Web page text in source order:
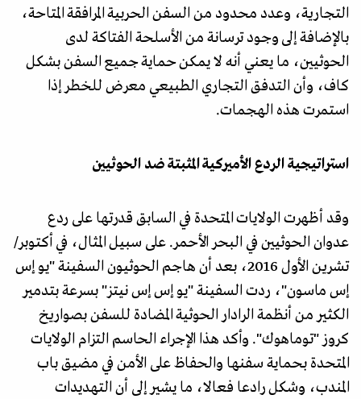
التجارية، وعدد محدود من السفن الحربية المرافقة المتاحة،
بالإضافة إلى وجود ترسانة من الأسلحة الفتاكة لدى
الحوثيين، ما يعني أنه لا يمكن حماية جميع السفن بشكل
كاف، وأن التدفق التجاري الطبيعي معرض للخطر إذا
استمرت هذه الهجمات.
استراتيجية الردع الأميركية المثبتة ضد الحوثيين
وقد أظهرت الولايات المتحدة في السابق قدرتها على ردع
عدوان الحوثيين في البحر الأحمر. على سبيل المثال، في أكتوبر/
تشرين الأول 2016، بعد أن هاجم الحوثيون السفينة "يو إس
إس ماسون"، ردت السفينة "يو إس إس نيتز" بسرعة بتدمير
الكثير من أنظمة الرادار الحوثية المضادة للسفن بصواريخ
كروز "توماهوك". وأكد هذا الإجراء الحاسم التزام الولايات
المتحدة بحماية سفنها والحفاظ على الأمن في مضيق باب
المندب، وشكل رادعا فعالا، ما يشير إلى أن التهديدات